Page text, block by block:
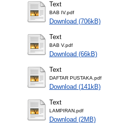
Text
BAB IV.pdf
Download (706kB)
Text
BAB V.pdf
Download (66kB)
Text
DAFTAR PUSTAKA.pdf
Download (141kB)
Text
LAMPIRAN.pdf
Download (2MB)